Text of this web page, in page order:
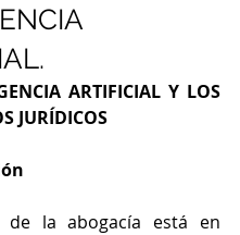
ARTIFICIAL Y LOS
JURÍDICOS
de la abogacía está en